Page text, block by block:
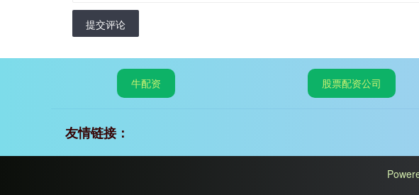
提交评论
牛配资 股票配资公司
友情链接：